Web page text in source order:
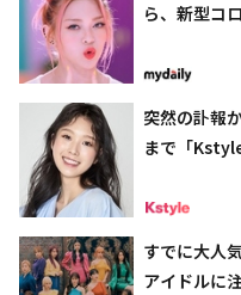
ら、新型コ
突然の訃報
まで「
すでに大人
アイドルに